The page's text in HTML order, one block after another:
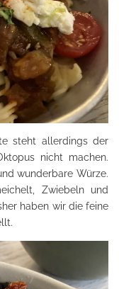
steht allerdings der
nicht machen.
wunderbare Würze.
Zwiebeln und
haben wir die feine